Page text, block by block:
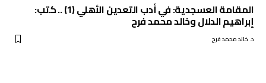
المقامة العسجدية: في أدب التعدين الأهلي (1) .. كتب:
إبراهيم الدلال وخالد محمد فرح
د. خالد محمد فرح